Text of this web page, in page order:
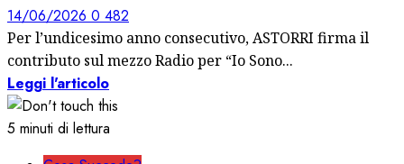
14/06/2026 0 482
Per l’undicesimo anno consecutivo, ASTORRI firma il
contributo sul mezzo Radio per “Io Sono...
Leggi l'articolo
5 minuti di lettura